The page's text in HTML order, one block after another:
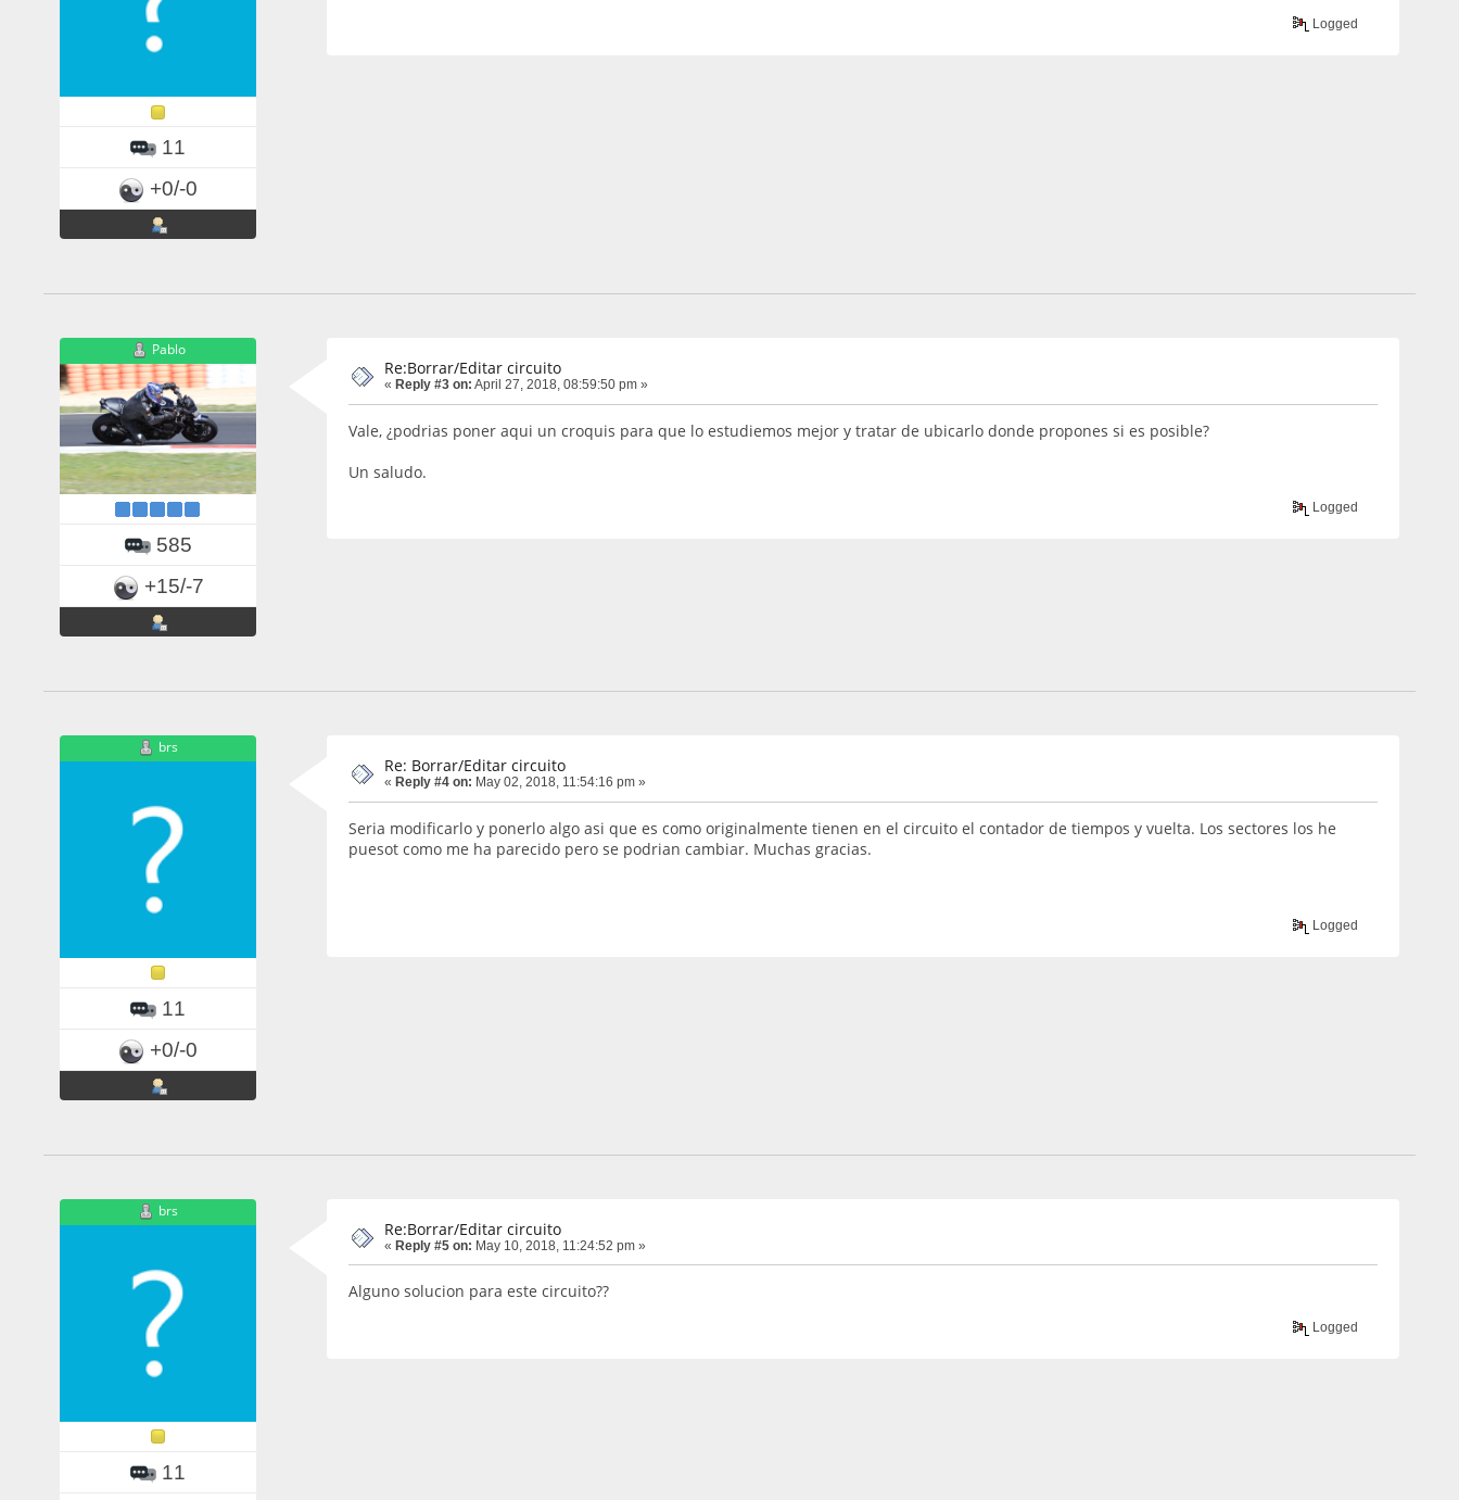
11
+0/-0
Logged
Pablo
585
+15/-7
Re:Borrar/Editar circuito
« Reply #3 on: April 27, 2018, 08:59:50 pm »
Vale, ¿podrias poner aqui un croquis para que lo estudiemos mejor y tratar de ubicarlo donde propones si es posible?
Un saludo.
Logged
brs
11
+0/-0
Re: Borrar/Editar circuito
« Reply #4 on: May 02, 2018, 11:54:16 pm »
Seria modificarlo y ponerlo algo asi que es como originalmente tienen en el circuito el contador de tiempos y vuelta. Los sectores los he
puesot como me ha parecido pero se podrian cambiar. Muchas gracias.
Logged
brs
11
Re:Borrar/Editar circuito
« Reply #5 on: May 10, 2018, 11:24:52 pm »
Alguno solucion para este circuito??
Logged